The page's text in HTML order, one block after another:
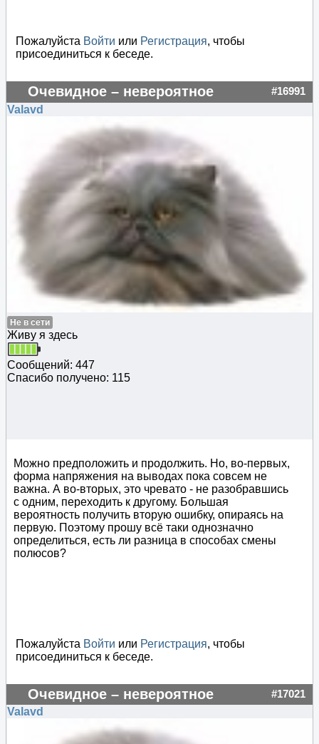
Пожалуйста Войти или Регистрация, чтобы
присоединиться к беседе.
Очевидное – невероятное #16991
Valavd
Не в сети
Живу я здесь
Сообщений: 447
Спасибо получено: 115
Можно предположить и продолжить. Но, во-первых,
форма напряжения на выводах пока совсем не
важна. А во-вторых, это чревато - не разобравшись
с одним, переходить к другому. Большая
вероятность получить вторую ошибку, опираясь на
первую. Поэтому прошу всё таки однозначно
определиться, есть ли разница в способах смены
полюсов?
Пожалуйста Войти или Регистрация, чтобы
присоединиться к беседе.
Очевидное – невероятное #17021
Valavd